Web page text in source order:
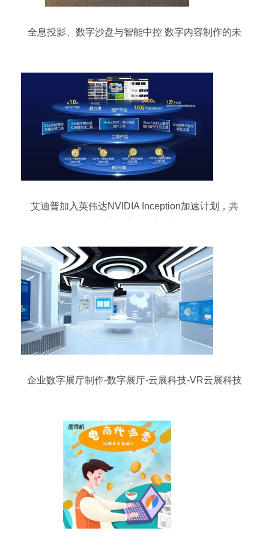
全息投影、数字沙盘与智能中控 数字内容制作的未
艾迪普加入英伟达NVIDIA Inception加速计划，共
企业数字展厅制作-数字展厅-云展科技-VR云展科技